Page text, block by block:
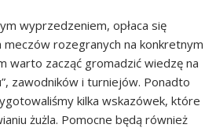
wyprzedzeniem, opłaca się
rozegranych na konkretnym
warto zacząć gromadzić wiedzę na
zawodników i turniejów. Ponadto
kilka wskazówek, które
żużla. Pomocne będą również